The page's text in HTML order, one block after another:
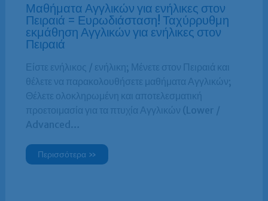
Μαθήματα Αγγλικών για ενήλικες στον
Πειραιά = Ευρωδιάσταση! Ταχύρρυθμη
εκμάθηση Αγγλικών για ενήλικες στον
Πειραιά
Είστε ενήλικος / ενήλικη; Μένετε στον Πειραιά και
θέλετε να παρακολουθήσετε μαθήματα Αγγλικών;
Θέλετε ολοκληρωμένη και αποτελεσματική
προετοιμασία για τα πτυχία Αγγλικών (Lower /
Advanced…
Περισσότερα »